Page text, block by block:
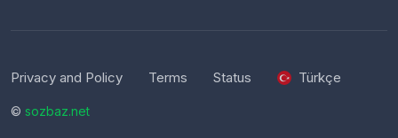
Privacy and Policy Terms Status Türkçe
© sozbaz.net